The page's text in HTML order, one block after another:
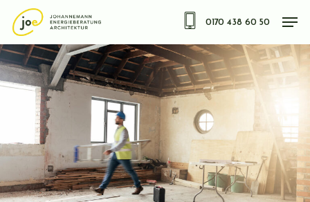
Skip
main
content
0170 438 60 50